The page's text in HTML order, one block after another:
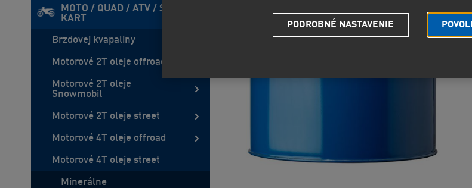
MOTO / QUAD / ATV / SxS /
KART
Brzdovej kvapaliny
Motorové 2T oleje offroad
Motorové 2T oleje
Snowmobil
Motorové 2T oleje street
Motorové 4T oleje offroad
Motorové 4T oleje street
Minerálne
PODROBNÉ NASTAVENIE